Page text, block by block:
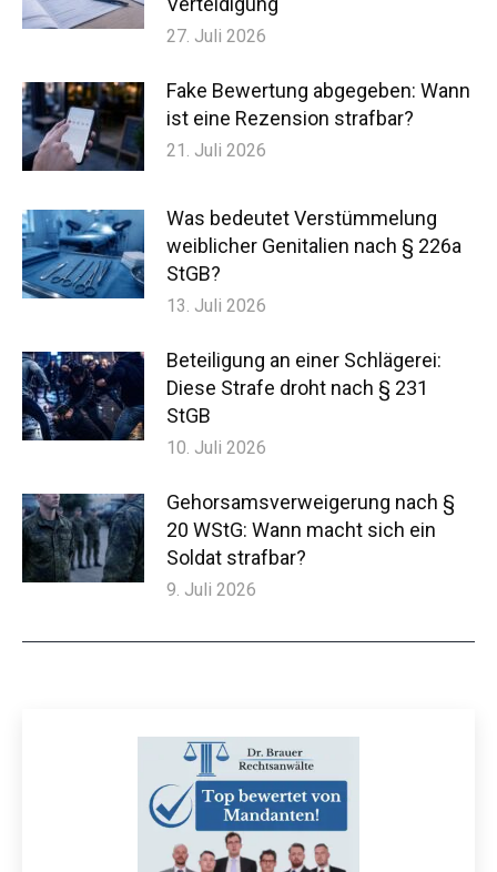
27. Juli 2026
Fake Bewertung abgegeben: Wann
ist eine Rezension strafbar?
21. Juli 2026
Was bedeutet Verstümmelung
weiblicher Genitalien nach § 226a
StGB?
13. Juli 2026
Beteiligung an einer Schlägerei:
Diese Strafe droht nach § 231
StGB
10. Juli 2026
Gehorsamsverweigerung nach §
20 WStG: Wann macht sich ein
Soldat strafbar?
9. Juli 2026